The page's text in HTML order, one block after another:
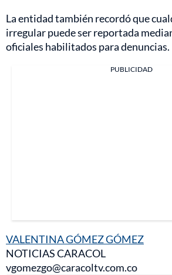
La entidad también recordó que
irregular puede ser reportada
oficiales habilitados para denuncias.
PUBLICIDAD
VALENTINA GÓMEZ GÓMEZ
NOTICIAS CARACOL
vgomezgo@caracoltv.com.co